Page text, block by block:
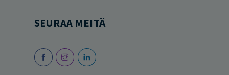
SEURAA MEITÄ